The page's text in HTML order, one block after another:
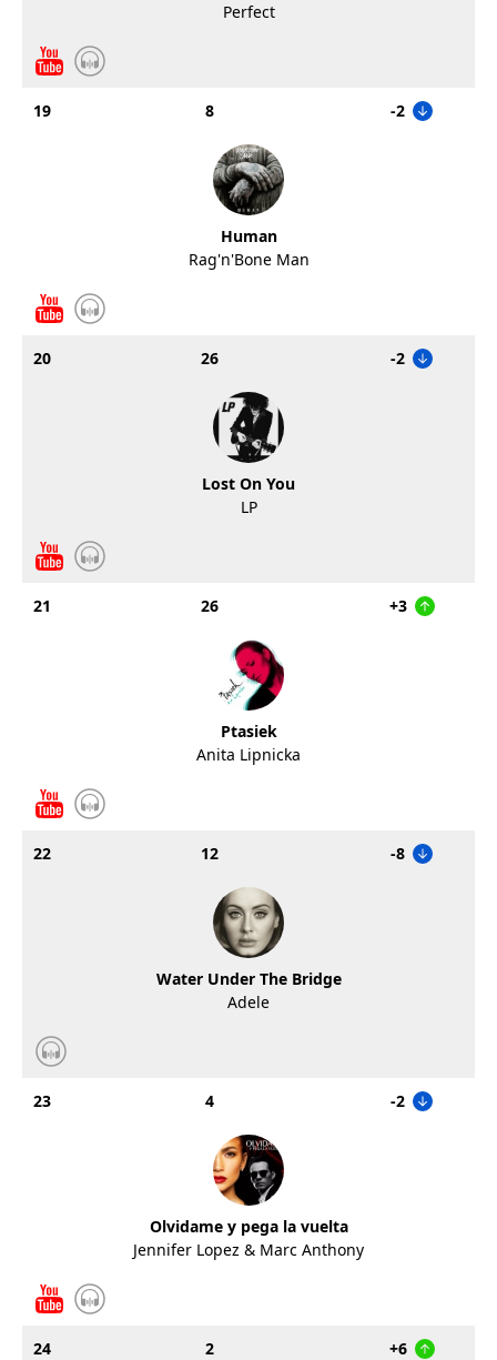
Perfect
19 8 -2
Human
Rag'n'Bone Man
20 26 -2
Lost On You
LP
21 26 +3
Ptasiek
Anita Lipnicka
22 12 -8
Water Under The Bridge
Adele
23 4 -2
Olvidame y pega la vuelta
Jennifer Lopez & Marc Anthony
24 2 +6